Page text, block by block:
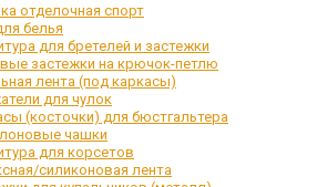
отделочная спорт
белья
для бретелей и застежки
застежки на крючок-петлю
лента (под каркасы)
для чулок
(косточки) для бюстгальтера
чашки
для корсетов
силиконовая лента